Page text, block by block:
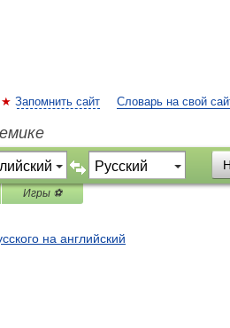
Запомнить сайт Словарь на свой
Игры ⚽
на английский